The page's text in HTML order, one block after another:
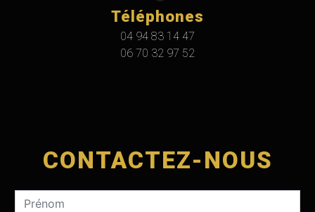
Téléphones
04 94 83 14 47
06 70 32 97 52
CONTACTEZ-NOUS